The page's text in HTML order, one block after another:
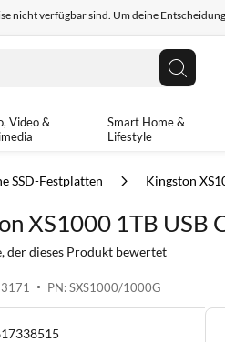
nicht verfügbar sind. Um deine
14-tägiges
Suche
Video &
Smart Home &
Lifestyle
SSD-Festplatten Kingston
XS1000 1TB USB
PN: SXS1000/1000G
der dieses Produkt bewertet